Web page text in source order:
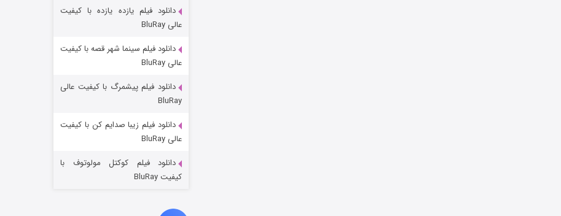
جادوگری در مغولستان
دانلود فیلم یازده یازده با کیفیت
عالی BluRay
دانلود فیلم سینما شهر قصه با کیفیت
عالی BluRay
دانلود فیلم پیشمرگ با کیفیت عالی
BluRay
دانلود فیلم زیبا صدایم کن با کیفیت
عالی BluRay
دانلود فیلم کوکتل مولوتوف با
کیفیت BluRay